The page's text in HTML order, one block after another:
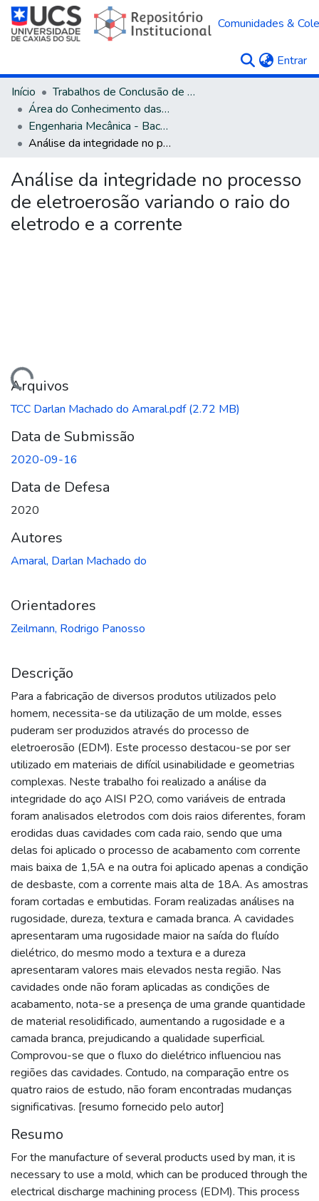
Comunidades &
Entrar
Início
Trabalhos de Conclusão de Curso
Área do Conhecimento das Engenharias
Engenharia Mecânica - Bacharelado
Análise da integridade no processo de eletroerosão variando o raio do eletrodo e a corrente
Análise da integridade no processo
de eletroerosão variando o raio do
eletrodo e a corrente
Arquivos
TCC Darlan Machado do Amaral.pdf(2.72 MB)
Data de Submissão
2020-09-16
Data de Defesa
2020
Autores
Amaral, Darlan Machado do
Orientadores
Zeilmann, Rodrigo Panosso
Descrição
Para a fabricação de diversos produtos utilizados pelo
homem, necessita-se da utilização de um molde, esses
puderam ser produzidos através do processo de
eletroerosão (EDM). Este processo destacou-se por ser
utilizado em materiais de difícil usinabilidade e geometrias
complexas. Neste trabalho foi realizado a análise da
integridade do aço AISI P2O, como variáveis de entrada
foram analisados eletrodos com dois raios diferentes, foram
erodidas duas cavidades com cada raio, sendo que uma
delas foi aplicado o processo de acabamento com corrente
mais baixa de 1,5A e na outra foi aplicado apenas a condição
de desbaste, com a corrente mais alta de 18A. As amostras
foram cortadas e embutidas. Foram realizadas análises na
rugosidade, dureza, textura e camada branca. A cavidades
apresentaram uma rugosidade maior na saída do fluído
dielétrico, do mesmo modo a textura e a dureza
apresentaram valores mais elevados nesta região. Nas
cavidades onde não foram aplicadas as condições de
acabamento, nota-se a presença de uma grande quantidade
de material resolidificado, aumentando a rugosidade e a
camada branca, prejudicando a qualidade superficial.
Comprovou-se que o fluxo do dielétrico influenciou nas
regiões das cavidades. Contudo, na comparação entre os
quatro raios de estudo, não foram encontradas mudanças
significativas. [resumo fornecido pelo autor]
Resumo
For the manufacture of several products used by man, it is
necessary to use a mold, which can be produced through the
electrical discharge machining process (EDM). This process